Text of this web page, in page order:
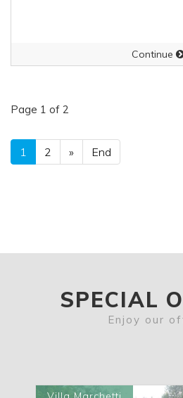
Continue
Page 1 of 2
1 2 » End
SPECIAL
Enjoy our